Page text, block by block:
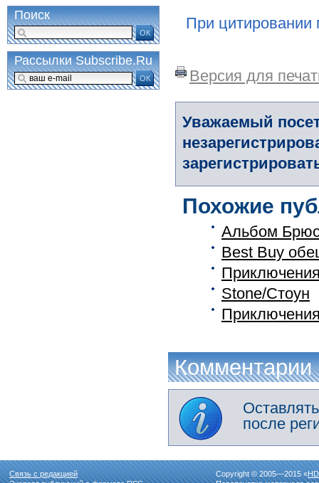
При цитировании
Версия для
Уважаемый
Похожие
Альбом
Best Buy
Stone/Стоун
Комментарии
после
Поиск
ОК
Рассылки Subscribe.Ru
ОК
Связь с редакцией
Copyright © 2005—2015 «